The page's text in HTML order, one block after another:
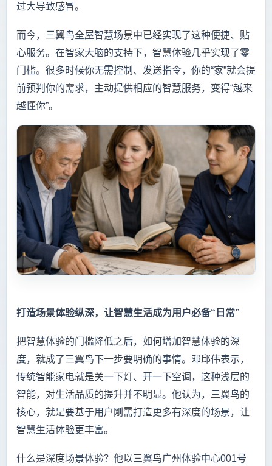
过大导致感冒。
而今，三翼鸟全屋智慧场景中已经实现了这种便捷、贴
心服务。在智家大脑的支持下，智慧体验几乎实现了零
门槛。很多时候你无需控制、发送指令，你的“家”就会提
前预判你的需求，主动提供相应的智慧服务，变得“越来
越懂你”。
打造场景体验纵深，让智慧生活成为用户必备“日常”
把智慧体验的门槛降低之后，如何增加智慧体验的深
度，就成了三翼鸟下一步要明确的事情。邓邱伟表示，
传统智能家电就是关一下灯、开一下空调，这种浅层的
智能，对生活品质的提升并不明显。他认为，三翼鸟的
核心，就是要基于用户刚需打造更多有深度的场景，让
智慧生活体验更丰富。
什么是深度场景体验？他以三翼鸟广州体验中心001号